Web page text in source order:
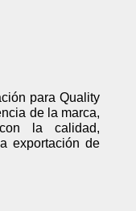
para Quality
de la marca,
la calidad,
exportación de